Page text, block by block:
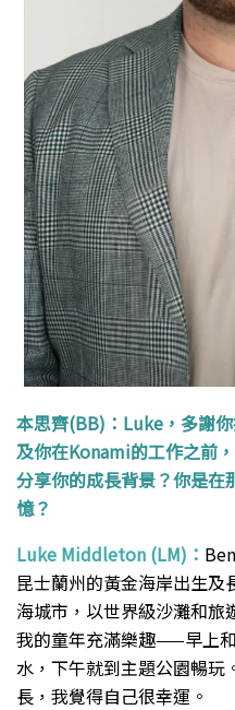
本思齊(BB)：Luke，多謝
及你在Konami的工作之前
分享你的成長背景？你是在
憶？
Luke Middleton (LM)：
昆士蘭州的黃金海岸出生
海城市，以世界級沙灘和
我的童年充滿樂趣——早上
水，下午就到主題公園暢玩
長，我覺得自己很幸運。